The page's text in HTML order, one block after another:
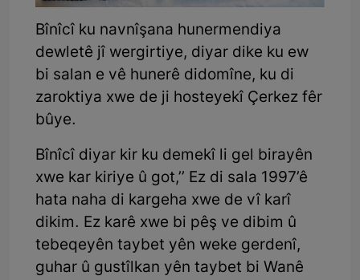
Bînîcî ku navnîşana hunermendiya
dewletê jî wergirtiye, diyar dike ku ew
bi salan e vê hunerê didomîne, ku di
zaroktiya xwe de ji hosteyekî Çerkez fêr
bûye.
Bînîcî diyar kir ku demekî li gel birayên
xwe kar kiriye û got,’’ Ez di sala 1997’ê
hata naha di kargeha xwe de vî karî
dikim. Ez karê xwe bi pêş ve dibim û
tebeqeyên taybet yên weke gerdenî,
guhar û gustîlkan yên taybet bi Wanê